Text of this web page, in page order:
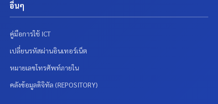
อื่นๆ
คู่มือการใช้ ICT
เปลี่ยนรหัสผ่านอินเทอร์เน็ต
หมายเลขโทรศัพท์ภายใน
คลังข้อมูลดิจิทัล (REPOSITORY)